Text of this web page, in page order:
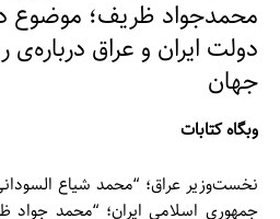
محمدجواد ظریف؛ موضوع
دولت ایران و عراق
جهان
وبگاه کتابات
نخست‌وزیر عراق؛ “محمد شیاع
جمهوری اسلامی ایران؛ “محمد جواد